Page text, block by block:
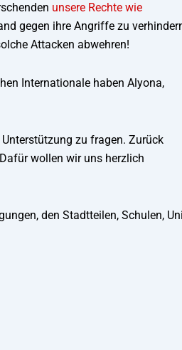
unsere Rechte wie
gegen ihre Angriffe zu
Attacken abwehren!
Internationale haben Alyona,
zu fragen. Zurück
wollen wir uns herzlich
den Stadtteilen, Schulen,